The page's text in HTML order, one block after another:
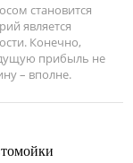
становится
является
Конечно,
прибыль не
– вполне.